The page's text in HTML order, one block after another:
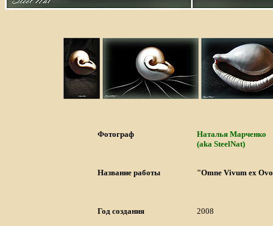
Фотограф
Наталья Марченко
(aka SteelNat)
Название работы "Omne Vivum ex
Год создания 2008